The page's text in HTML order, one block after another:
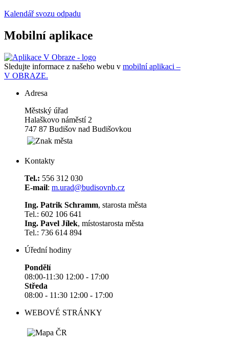
Kalendář svozu odpadu
Mobilní aplikace
Sledujte informace z našeho webu v mobilní aplikaci –
V OBRAZE.
Adresa
Městský úřad
Halaškovo náměstí 2
747 87 Budišov nad Budišovkou
Kontakty
Tel.: 556 312 030
E-mail: m.urad@budisovnb.cz
Ing. Patrik Schramm, starosta města
Tel.: 602 106 641
Ing. Pavel Jílek, místostarosta města
Tel.: 736 614 894
Úřední hodiny
Pondělí
08:00-11:30 12:00 - 17:00
Středa
08:00 - 11:30 12:00 - 17:00
WEBOVÉ STRÁNKY